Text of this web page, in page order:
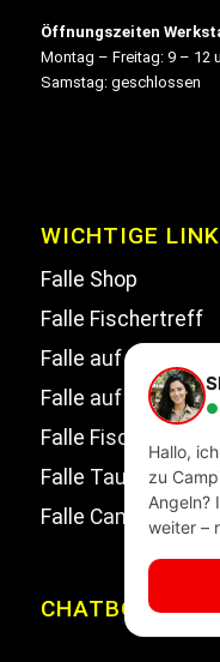
Öffnungszeiten
Montag – Freitag: 9 – 12
Samstag: geschlossen
WICHTIGE
Falle Shop
Falle Fischertreff
Falle auf Facebook
Falle auf
Falle Fischertreff
Falle Tauchsport
Falle
CHATBOT
●
Hallo,
zu
Angeln?
weiter –